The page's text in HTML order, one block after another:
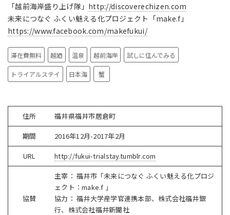
「越前海岸盛り上げ隊」 http://discoverechizen.com
未来につなぐ ふくい魅える化プロジェクト「make.f」
https://www.facebook.com/makefukui/
滞在費無料 越廼 温泉 越前海岸 試しに住んでみる
トライアルステイ 日本海 蟹
住所 福井県福井市居倉町
期間 2016年12月-2017年2月
URL http://fukui-trialstay.tumblr.com
協賛
主宰： 福井市「未来につなぐ ふくい魅える化プロジ
ェクト：make.f 」
協力： 福井大学産学官連携本部、株式会社福井銀
行、株式会社福井新聞社